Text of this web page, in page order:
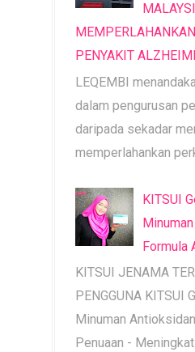
PENYAKIT
LEQEMBI
dalam pengurusan
daripada sekadar
memperlahankan
KITSUI
Formula
KITSUI JENAMA
PENGGUNA KITSUI
Minuman
Penuaan - Meningkat